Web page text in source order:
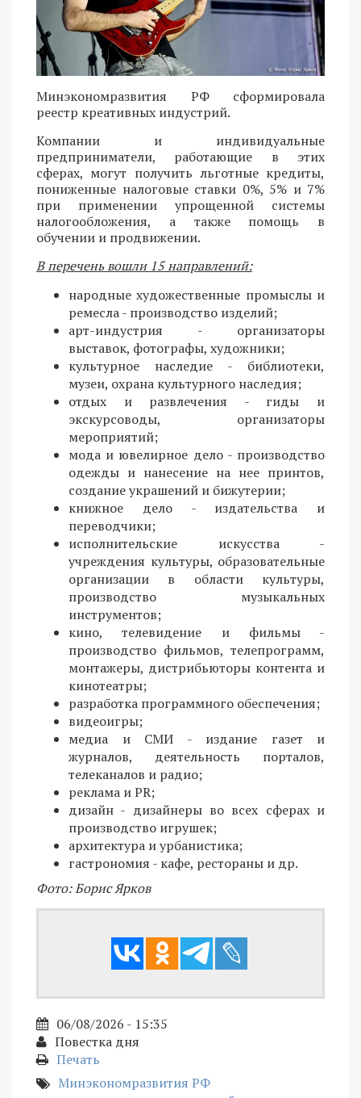
Минэкономразвития РФ сформировала
реестр креативных индустрий.
Компании и индивидуальные
предприниматели, работающие в этих
сферах, могут получить льготные кредиты,
пониженные налоговые ставки 0%, 5% и 7%
при применении упрощенной системы
налогообложения, а также помощь в
обучении и продвижении.
В перечень вошли 15 направлений:
народные художественные промыслы и
ремесла - производство изделий;
арт-индустрия - организаторы
выставок, фотографы, художники;
культурное наследие - библиотеки,
музеи, охрана культурного наследия;
отдых и развлечения - гиды и
экскурсоводы, организаторы
мероприятий;
мода и ювелирное дело - производство
одежды и нанесение на нее принтов,
создание украшений и бижутерии;
книжное дело - издательства и
переводчики;
исполнительские искусства -
учреждения культуры, образовательные
организации в области культуры,
производство музыкальных
инструментов;
кино, телевидение и фильмы -
производство фильмов, телепрограмм,
монтажеры, дистрибьюторы контента и
кинотеатры;
разработка программного обеспечения;
видеоигры;
медиа и СМИ - издание газет и
журналов, деятельность порталов,
телеканалов и радио;
реклама и PR;
дизайн - дизайнеры во всех сферах и
производство игрушек;
архитектура и урбанистика;
гастрономия - кафе, рестораны и др.
Фото: Борис Ярков
06/08/2026 - 15:35
Повестка дня
Печать
Минэкономразвития РФ